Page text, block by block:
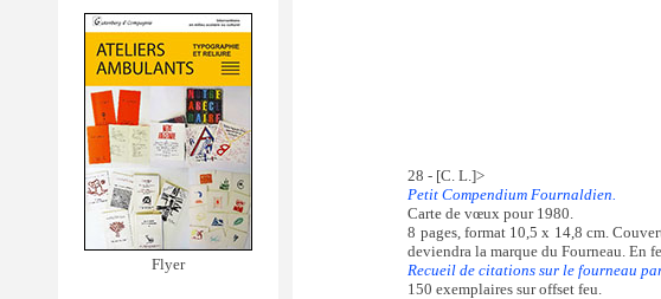
Flyer
28 - [C. L.]>
Petit Compendium Fournaldien.
Carte de vœux pour 1980.
8 pages, format 10,5 x 14,8 cm.
deviendra la marque du Fourneau. En
Recueil de citations sur le fourneau
150 exemplaires sur offset feu.